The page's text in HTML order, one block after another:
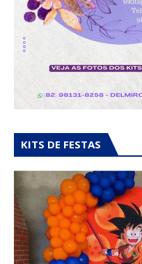
KITS DE FESTAS